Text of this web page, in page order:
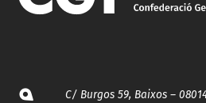
C/ Burgos 59, Baixos –